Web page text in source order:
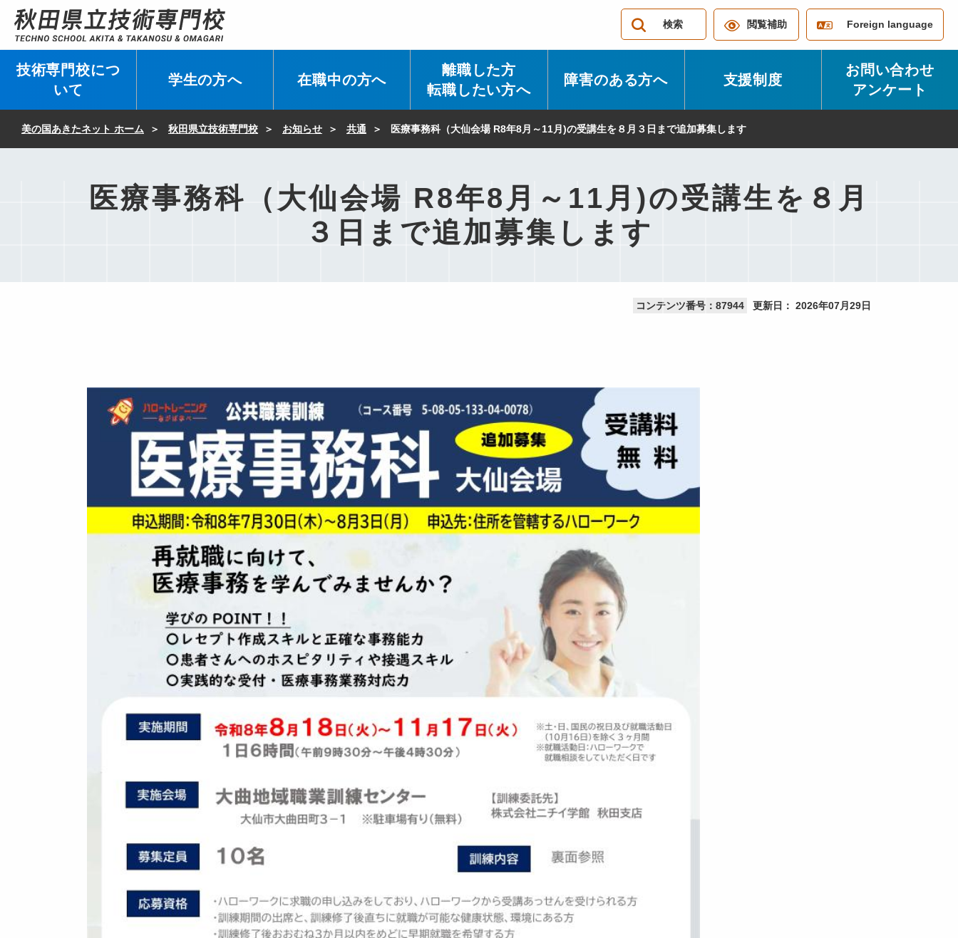
検索 閲覧補助 Foreign language
技術専門校につ
いて
学生の方へ 在職中の方へ
離職した方
転職したい方へ
障害のある方へ 支援制度
お問い合わせ
アンケート
美の国あきたネット ホーム 秋田県立技術専門校 お知らせ 共通 医療事務科（大仙会場 R8年8月～11月)の受講生を８月３日まで追加募集します
医療事務科（大仙会場 R8年8月～11月)の受講生を８月
３日まで追加募集します
コンテンツ番号：87944 更新日： 2026年07月29日